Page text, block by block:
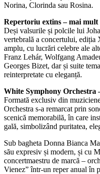
Norina, Clorinda sau Rosina.
Repertoriu extins – mai mult
Deși valsurile și polcile lui
vertebrală a concertului,
amplu, cu lucrări celebre ale
Franz Lehár, Wolfgang
Georges Bizet, dar și suite
reinterpretate cu eleganță.
White Symphony Orchestra
Formată exclusiv din
Orchestra s-a remarcat prin
scenică memorabilă, în care
gală, simbolizând puritatea,
Sub bagheta Donna Bianca
său expresiv și modern, și cu
concertmaestru de marcă –
Vienez” într-un reper anual în